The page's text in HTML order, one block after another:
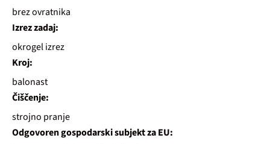
brez ovratnika
Izrez zadaj:
okrogel izrez
Kroj:
balonast
Čiščenje:
strojno pranje
Odgovoren gospodarski subjekt za EU: